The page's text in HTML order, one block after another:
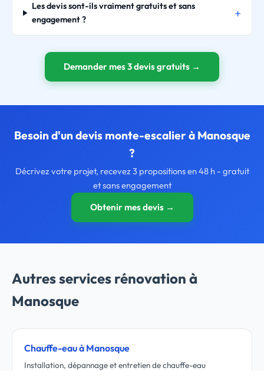
Les devis sont-ils vraiment gratuits et sans
engagement ?
Demander mes 3 devis gratuits →
Besoin d'un devis monte-escalier à Manosque
?
Décrivez votre projet, recevez 3 propositions en 48 h - gratuit
et sans engagement
Obtenir mes devis →
Autres services rénovation à
Manosque
Chauffe-eau à Manosque
Installation, dépannage et entretien de chauffe-eau